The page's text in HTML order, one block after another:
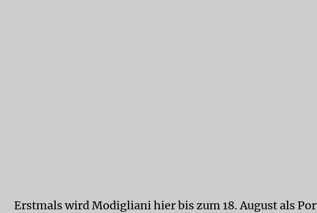
Erstmals wird Modigliani hier bis zum 18. August als